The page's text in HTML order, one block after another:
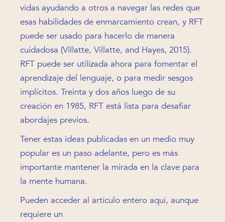
vidas ayudando a otros a navegar las redes que
esas habilidades de enmarcamiento crean, y RFT
puede ser usado para hacerlo de manera
cuidadosa (Villatte, Villatte, and Hayes, 2015).
RFT puede ser utilizada ahora para fomentar el
aprendizaje del lenguaje, o para medir sesgos
implícitos. Treinta y dos años luego de su
creación en 1985, RFT está lista para desafiar
abordajes previos.
Tener estas ideas publicadas en un medio muy
popular es un paso adelante, pero es más
importante mantener la mirada en la clave para
la mente humana.
Pueden acceder al artículo entero aquí, aunque
requiere un